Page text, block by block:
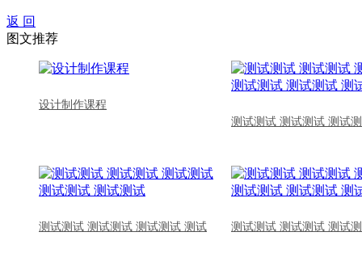
返 回
图文推荐
设计制作课程
测试测试 测试测试 测试
测试测试 测试测试 测试测试 测试 测试测试 测试测试 测试